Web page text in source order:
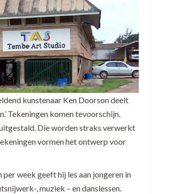
kunstenaar Ken Doorson deelt
Tekeningen komen tevoorschijn.
Die worden straks verwerkt
vormen het ontwerp voor
week geeft hij les aan jongeren in
, muziek – en danslessen.